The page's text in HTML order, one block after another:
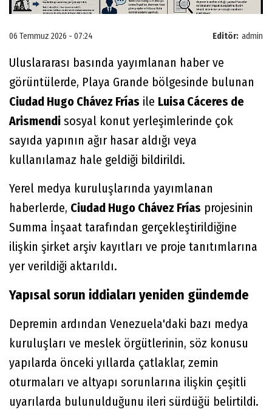
Editör: admin
06 Temmuz 2026 - 07:24
Uluslararası basında yayımlanan haber ve
görüntülerde, Playa Grande bölgesinde bulunan
Ciudad Hugo Chávez Frías ile Luisa Cáceres de
Arismendi sosyal konut yerleşimlerinde çok
sayıda yapının ağır hasar aldığı veya
kullanılamaz hale geldiği bildirildi.
Yerel medya kuruluşlarında yayımlanan
haberlerde, Ciudad Hugo Chávez Frías projesinin
Summa İnşaat tarafından gerçekleştirildiğine
ilişkin şirket arşiv kayıtları ve proje tanıtımlarına
yer verildiği aktarıldı.
Yapısal sorun iddiaları yeniden gündemde
Depremin ardından Venezuela'daki bazı medya
kuruluşları ve meslek örgütlerinin, söz konusu
yapılarda önceki yıllarda çatlaklar, zemin
oturmaları ve altyapı sorunlarına ilişkin çeşitli
uyarılarda bulunulduğunu ileri sürdüğü belirtildi.